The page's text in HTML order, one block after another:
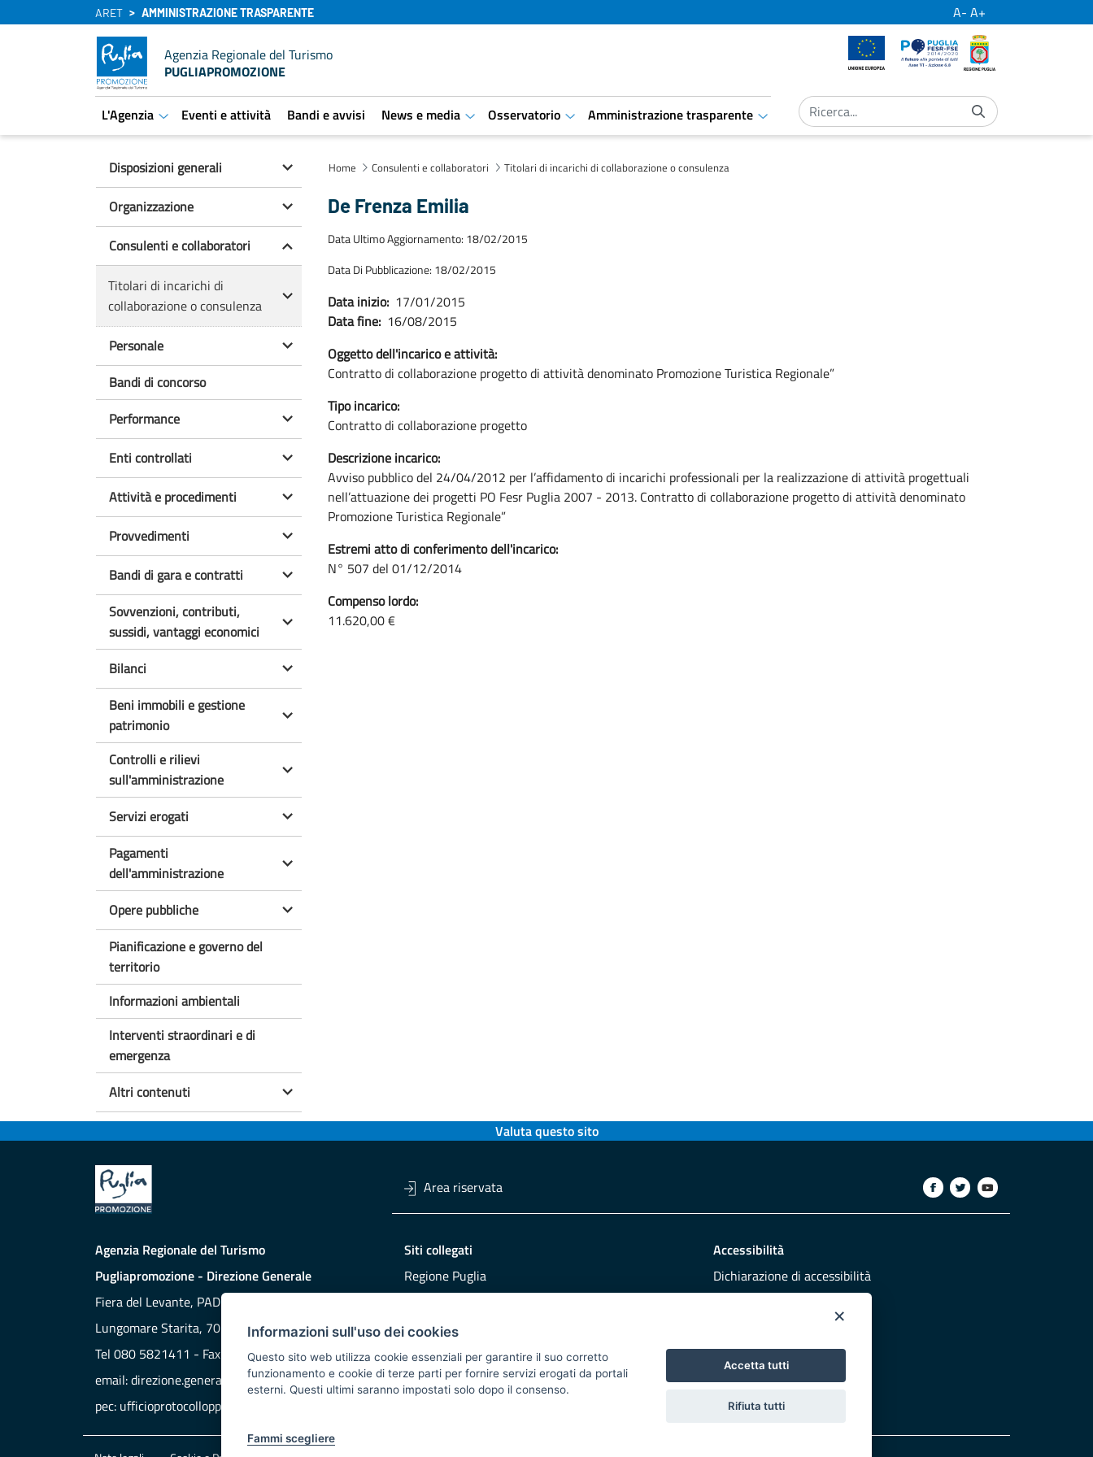
×
Informazioni sull'uso dei cookies
Questo sito web utilizza cookie essenziali per garantire il suo corretto
funzionamento e cookie di terze parti per fornire servizi erogati da portali
esterni. Questi ultimi saranno impostati solo dopo il consenso.
Fammi scegliere
Accetta tutti
Rifiuta tutti
ARET AMMINISTRAZIONE TRASPARENTE A- A+
Agenzia Regionale del Turismo
PUGLIAPROMOZIONE
Unione Europea Por Puglia
L'Agenzia
aret.open.submenu
Eventi e attività Bandi e avvisi News e media
aret.open.submenu
Osservatorio
aret.open.submenu
Amministrazione trasparente
aret.open.submenu
Disposizioni generali
Organizzazione
Consulenti e collaboratori
Titolari di incarichi di
collaborazione o consulenza
Personale
Bandi di concorso
Performance
Enti controllati
Attività e procedimenti
Provvedimenti
Bandi di gara e contratti
Sovvenzioni, contributi,
sussidi, vantaggi economici
Bilanci
Beni immobili e gestione
patrimonio
Controlli e rilievi
sull'amministrazione
Servizi erogati
Pagamenti
dell'amministrazione
Opere pubbliche
Pianificazione e governo del
territorio
Informazioni ambientali
Interventi straordinari e di
emergenza
Altri contenuti
Home Consulenti e collaboratori Titolari di incarichi di collaborazione o consulenza
De Frenza Emilia
Data Ultimo Aggiornamento: 18/02/2015
Data Di Pubblicazione: 18/02/2015
Data inizio: 17/01/2015
Data fine: 16/08/2015
Oggetto dell'incarico e attività:
Contratto di collaborazione progetto di attività denominato Promozione Turistica Regionale”
Tipo incarico:
Contratto di collaborazione progetto
Descrizione incarico:
Avviso pubblico del 24/04/2012 per l’affidamento di incarichi professionali per la realizzazione di attività progettuali
nell’attuazione dei progetti PO Fesr Puglia 2007 - 2013. Contratto di collaborazione progetto di attività denominato
Promozione Turistica Regionale”
Estremi atto di conferimento dell'incarico:
N° 507 del 01/12/2014
Compenso lordo:
11.620,00 €
Valuta questo sito
Area riservata
Agenzia Regionale del Turismo
Pugliapromozione - Direzione Generale
Fiera del Levante, PAD. 172
Lungomare Starita, 70132 BARI
Tel 080 5821411 - Fax 080 5821429
email:direzione.generale@aret.regione.puglia.it
pec: ufficioprotocollopp@pec.it
Siti collegati
Regione Puglia
DMS Puglia
Buy Puglia
Accessibilità
Dichiarazione di accessibilità
Responsabili pubblicazione